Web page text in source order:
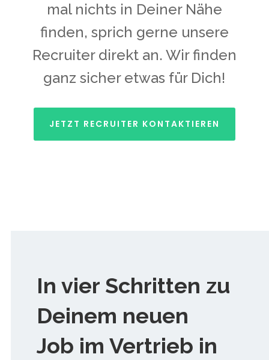
mal nichts in Deiner Nähe
finden, sprich gerne unsere
Recruiter direkt an. Wir finden
ganz sicher etwas für Dich!
JETZT RECRUITER KONTAKTIEREN
In vier Schritten zu
Deinem neuen
Job im Vertrieb in